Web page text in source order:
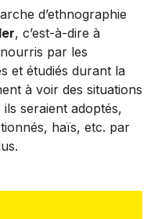
d’ethnographie
, c’est-à-dire à
par les
et étudiés durant la
à voir des situations
seraient adoptés,
haïs, etc. par